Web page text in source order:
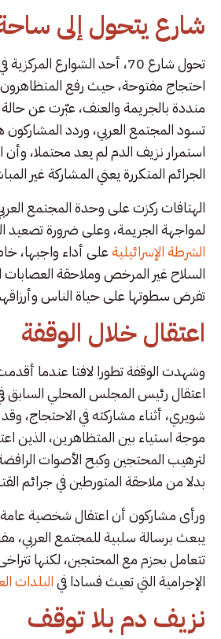
شارع يتحول إلى
تحول شارع 70، أحد الشوارع
احتجاج مفتوحة، حيث رفع
منددة بالجريمة والعنف، عبّرت عن
تسود المجتمع العربي، وردد
استمرار نزيف الدم لم يعد محتملا،
الجرائم المتكررة يعني المشاركة غير
الهتافات ركزت على وحدة المجتمع
لمواجهة الجريمة، وعلى ضرورة تصعيد
الشرطة الإسرائيليةعلى أداء واجبها،
السلاح غير المرخص وملاحقة العصابات
تفرض سطوتها على حياة الناس
اعتقال خلال الوقفة
وشهدت الوقفة تطورا لافتا عندما
اعتقال رئيس المجلس المحلي
شويري، أثناء مشاركته في الاحتجاج، وقد
موجة استياء بين المتظاهرين، الذين
لترهيب المحتجين وكبح الأصوات
بدلا من ملاحقة المتورطين في جرائم
ورأى مشاركون أن اعتقال شخصية
يبعث برسالة سلبية للمجتمع العربي،
تتعامل بحزم مع المحتجين، لكنها
الإجرامية التي تعيث فسادا فيالبلدات
نزيف دم بلا توقف